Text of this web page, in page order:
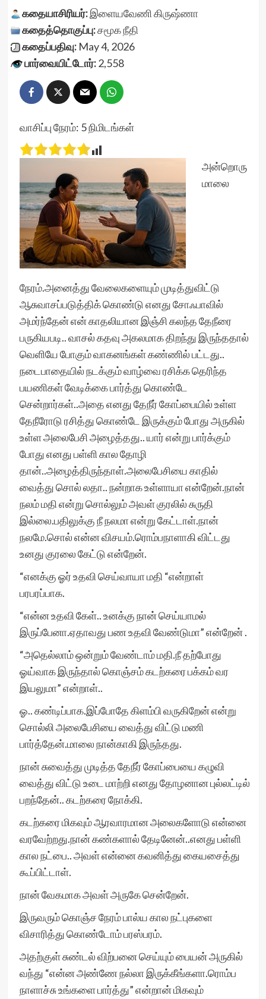
கதையாசிரியர்: இளையவேணி கிருஷ்ணா
கதைத்தொகுப்பு:சமூக நீதி
கதைப்பதிவு:May 4, 2026
பார்வையிட்டோர்:2,558
வாசிப்பு நேரம்: 5நிமிடங்கள்
அன்றொரு
மாலை
நேரம்.அனைத்து வேலைகளையும் முடித்துவிட்டு
ஆசுவாசப்படுத்திக் கொண்டு எனது சோஃபாவில்
அமர்ந்தேன் என் காதலியான இஞ்சி கலந்த தேநீரை
பருகியபடி.. வாசல் கதவு அகலமாக திறந்து இருந்ததால்
வெளியே போகும் வாகனங்கள் கண்ணில் பட்டது..
நடைபாதையில் நடக்கும் வாழ்வை ரசிக்க தெரிந்த
பயணிகள் வேடிக்கை பார்த்து கொண்டே
சென்றார்கள்..அதை எனது தேநீர் கோப்பையில் உள்ள
தேநீரோடு ரசித்து கொண்டே இருக்கும் போது அருகில்
உள்ள அலைபேசி அழைத்தது.. யார் என்று பார்க்கும்
போது எனது பள்ளி கால தோழி
தான்..அழைத்திருந்தாள்.அலைபேசியை காதில்
வைத்து சொல் லதா.. நன்றாக உள்ளாயா என்றேன்.நான்
நலம் மதி என்று சொல்லும் அவள் குரலில் சுருதி
இல்லை.பதிலுக்கு நீ நலமா என்று கேட்டாள்.நான்
நலமே.சொல் என்ன விசயம்.ரொம்பநாளாகி விட்டது
உனது குரலை கேட்டு என்றேன்.
“எனக்கு ஓர் உதவி செய்வாயா மதி “என்றாள்
பரபரப்பாக.
“என்ன உதவி கேள்.. உனக்கு நான் செய்யாமல்
இருப்பேனா.ஏதாவது பண உதவி வேண்டுமா” என்றேன் .
“அதெல்லாம் ஒன்றும் வேண்டாம் மதி.நீ தற்போது
ஓய்வாக இருந்தால் கொஞ்சம் கடற்கரை பக்கம் வர
இயலுமா” என்றாள்..
ஓ.. கண்டிப்பாக.இப்போதே கிளம்பி வருகிறேன் என்று
சொல்லி அலைபேசியை வைத்து விட்டு மணி
பார்த்தேன்.மாலை நான்காகி இருந்தது.
நான் சுவைத்து முடித்த தேநீர் கோப்பையை கழுவி
வைத்து விட்டு உடை மாற்றி எனது தோழனான புல்லட்டில்
பறந்தேன்.. கடற்கரை நோக்கி.
கடற்கரை மிகவும் ஆரவாரமான அலைகளோடு என்னை
வரவேற்றது.நான் கண்களால் தேடினேன்..எனது பள்ளி
கால நட்பை.. அவள் என்னை கவனித்து கையசைத்து
கூப்பிட்டாள்.
நான் வேகமாக அவள் அருகே சென்றேன்.
இருவரும் கொஞ்ச நேரம் பால்ய கால நட்புகளை
விசாரித்து கொண்டோம் பரஸ்பரம்.
அதற்குள் சுண்டல் விற்பனை செய்யும் பையன் அருகில்
வந்து “என்ன அண்ணே நல்லா இருக்கீங்களா.ரொம்ப
நாளாச்சு உங்களை பார்த்து” என்றான் மிகவும்